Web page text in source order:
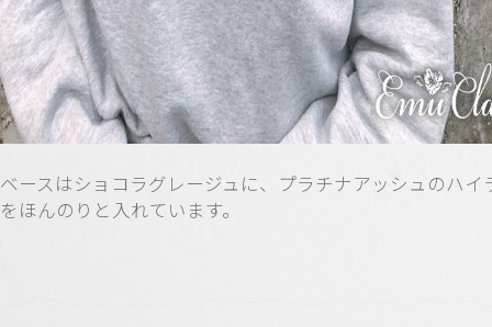
ベースはショコラグレージュに、プラチナアッシュのハイ
をほんのりと入れています。